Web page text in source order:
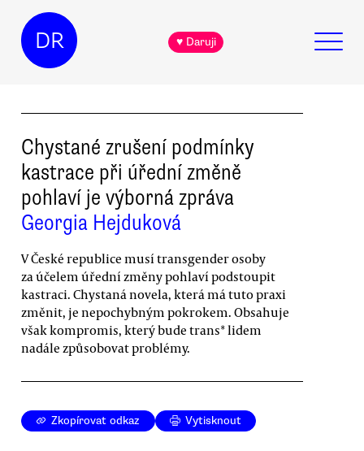
DR ♥ Daruji
Chystané zrušení podmínky
kastrace při úřední změně
pohlaví je výborná zpráva
Georgia Hejduková
V České republice musí transgender osoby
za účelem úřední změny pohlaví podstoupit
kastraci. Chystaná novela, která má tuto praxi
změnit, je nepochybným pokrokem. Obsahuje
však kompromis, který bude trans* lidem
nadále způsobovat problémy.
Zkopírovat odkaz Vytisknout